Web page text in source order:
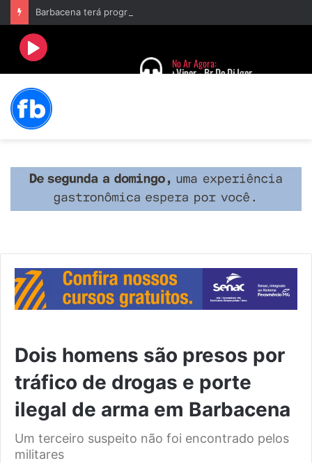
Dois homens são presos por
tráfico de drogas e porte
ilegal de arma em Barbacena
Um terceiro suspeito não foi encontrado pelos
militares